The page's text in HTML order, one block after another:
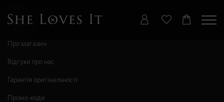
ІНФО
Про магазин
Відгуки про нас
Гарантія оригінальності
Промо-коди